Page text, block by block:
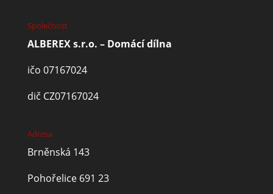
Společnost
ALBEREX s.r.o. – Domácí dílna
ičo 07167024
dič CZ07167024
Adresa
Brněnská 143
Pohořelice 691 23